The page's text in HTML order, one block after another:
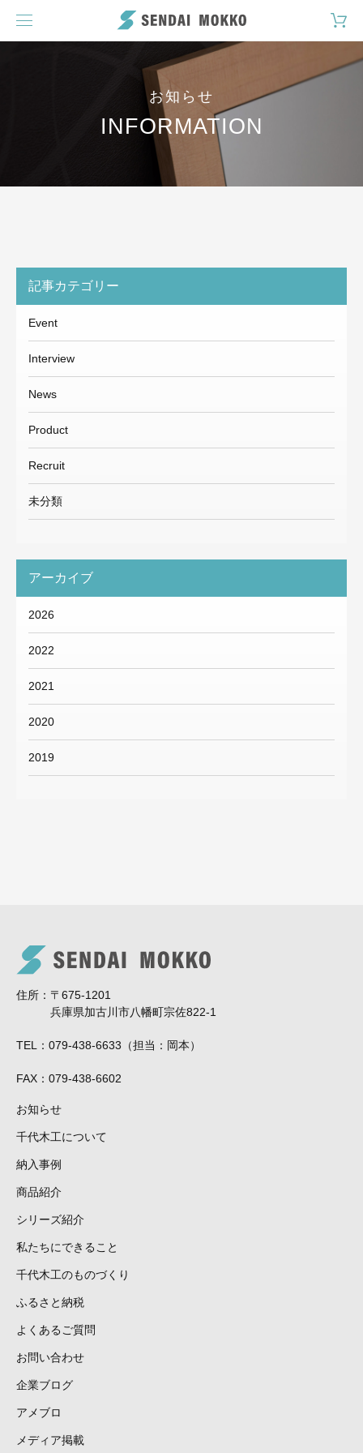
お知らせ
INFORMATION
記事カテゴリー
Event
Interview
News
Product
Recruit
未分類
アーカイブ
2026
2022
2021
2020
2019
住所
〒675-1201
兵庫県加古川市八幡町宗佐822-1
TEL 079-438-6633（担当：岡本）
FAX 079-438-6602
お知らせ
千代木工について
納入事例
商品紹介
シリーズ紹介
私たちにできること
千代木工のものづくり
ふるさと納税
よくあるご質問
お問い合わせ
企業ブログ
アメブロ
メディア掲載